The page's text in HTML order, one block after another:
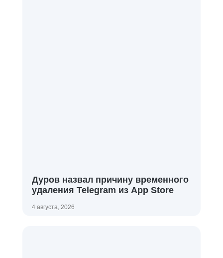
Дуров назвал причину временного
удаления Telegram из App Store
4 августа, 2026